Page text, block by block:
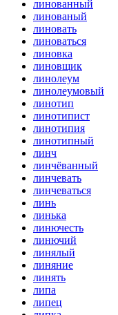
линованный
линованый
линовать
линоваться
линовка
линовщик
линолеум
линолеумовый
линотип
линотипист
линотипия
линотипный
линч
линчёванный
линчевать
линчеваться
линь
линька
линючесть
линючий
линялый
линяние
линять
липа
липец